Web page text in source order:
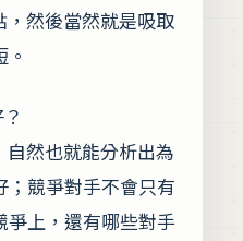
，然後當然就是吸取
自然也就能分析出為
競爭對手不會只有
爭上，還有哪些對手